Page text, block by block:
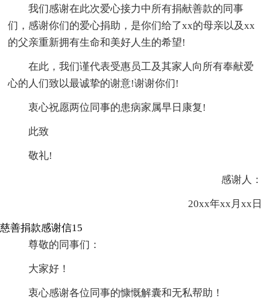
我们感谢在此次爱心接力中所有捐献善款的同事
们，感谢你们的爱心捐助，是你们给了xx的母亲以及xx
的父亲重新拥有生命和美好人生的希望!
在此，我们谨代表受惠员工及其家人向所有奉献爱
心的人们致以最诚挚的谢意!谢谢你们!
衷心祝愿两位同事的患病家属早日康复!
此致
敬礼!
感谢人：
20xx年xx月xx日
慈善捐款感谢信15
尊敬的同事们：
大家好！
衷心感谢各位同事的慷慨解囊和无私帮助！